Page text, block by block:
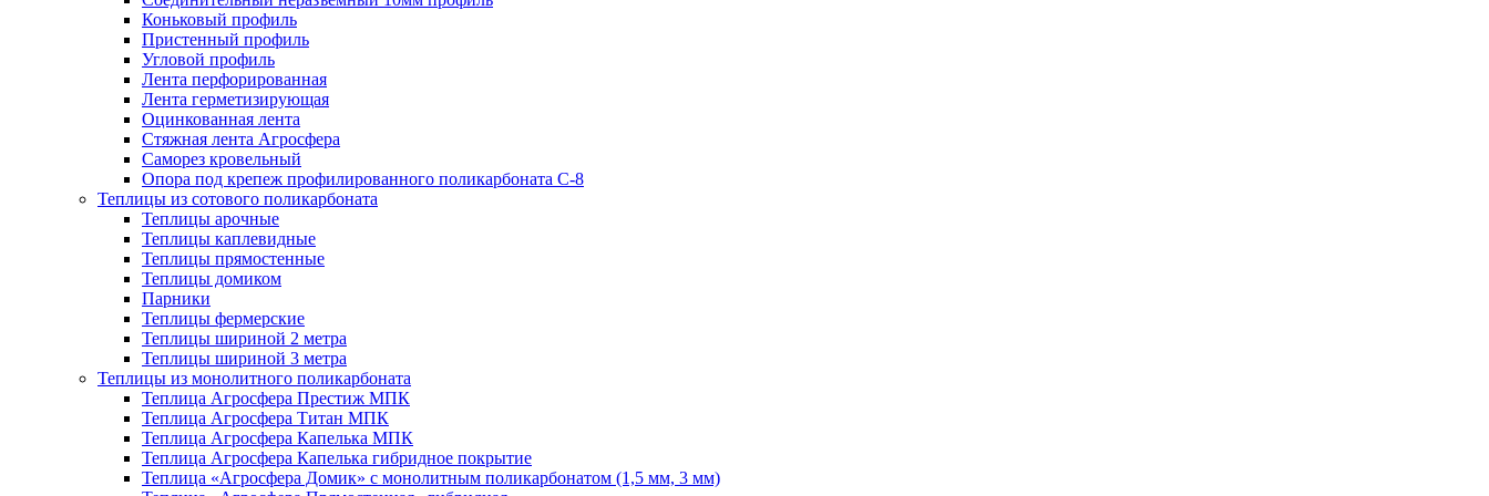
Коньковый профиль
Пристенный профиль
Угловой профиль
Лента перфорированная
Лента герметизирующая
Оцинкованная лента
Стяжная лента Агросфера
Саморез кровельный
Опора под крепеж профилированного поликарбоната С-8
Теплицы из сотового поликарбоната
Теплицы арочные
Теплицы каплевидные
Теплицы прямостенные
Теплицы домиком
Парники
Теплицы фермерские
Теплицы шириной 2 метра
Теплицы шириной 3 метра
Теплицы из монолитного поликарбоната
Теплица Агросфера Престиж МПК
Теплица Агросфера Титан МПК
Теплица Агросфера Капелька МПК
Теплица Агросфера Капелька гибридное покрытие
Теплица «Агросфера Домик» с монолитным поликарбонатом (1,5 мм, 3 мм)